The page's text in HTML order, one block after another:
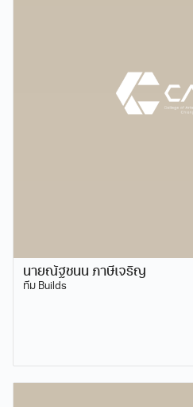
นายณัฐชนน ภาษีเจริญ
ทีม Builds